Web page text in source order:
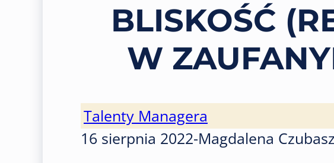
BLISKOŚĆ
W
Talenty Managera
16 sierpnia 2022-Magdalena